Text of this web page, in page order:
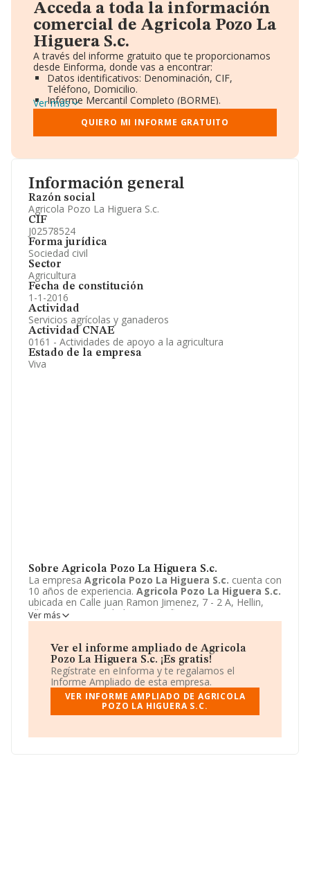
Información general
Razón social
Agricola Pozo La Higuera S.c.
CIF
J02578524
Forma jurídica
Sociedad civil
Sector
Agricultura
Fecha de constitución
1-1-2016
Actividad
Servicios agrícolas y ganaderos
Actividad CNAE
0161 - Actividades de apoyo a la agricultura
Estado de la empresa
Viva
Sobre Agricola Pozo La Higuera S.c.
La empresa Agricola Pozo La Higuera S.c. cuenta con
10 años de experiencia. Agricola Pozo La Higuera S.c.
ubicada en Calle juan Ramon Jimenez, 7 - 2 A, Hellin,
Albacete. Su actividad CNAE se fine como 0161 -
Actividades de apoyo a la agricultura. El modelo de
Sociedad civil.
Ver más
Ver el informe ampliado de Agricola
Pozo La Higuera S.c. ¡Es gratis!
Regístrate en eInforma y te regalamos el
Informe Ampliado de esta empresa.
VER INFORME AMPLIADO DE AGRICOLA
POZO LA HIGUERA S.C.
Acceda a toda la información
comercial de Agricola Pozo La
Higuera S.c.
A través del informe gratuito que te proporcionamos
desde Einforma, donde vas a encontrar:
Datos identificativos: Denominación, CIF,
Teléfono, Domicilio.
Informe Mercantil Completo (BORME).
Gráficos de Evolución Ventas y Empleados.
Consejo de Administración y Administradores.
Directivos y Ejecutivos.
Información oficial y registral complementaria.
Ver más
QUIERO MI INFORME GRATUITO